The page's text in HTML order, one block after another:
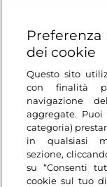
Login
Restiamo in
dei cookie
Questo sito
con finalità
navigazione
aggregate.
categoria)
in qualsiasi
sezione,
su “Consenti
cookie sul tuo